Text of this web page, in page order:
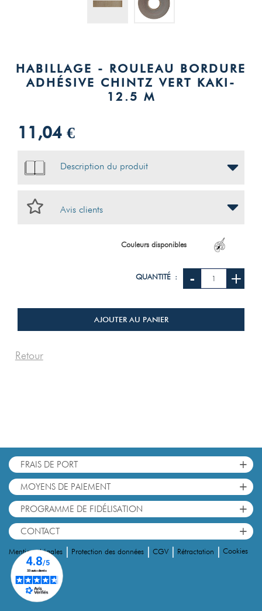
HABILLAGE - ROULEAU BORDURE
ADHÉSIVE CHINTZ VERT KAKI-
12.5 M
11,04 €
Description du produit
Avis clients
Couleurs disponibles
QUANTITÉ : - +
AJOUTER AU PANIER
Retour
FRAIS DE PORT +
MOYENS DE PAIEMENT +
PROGRAMME DE FIDÉLISATION +
CONTACT +
Mentions Légales | Protection des données | CGV | Rétractation | Cookies